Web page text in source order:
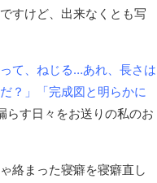
すけど、出来なくとも写
て、ねじる…あれ、長さは
？」「完成図と明らかに
らす日々をお送りの私のお
絡まった寝癖を寝癖直し